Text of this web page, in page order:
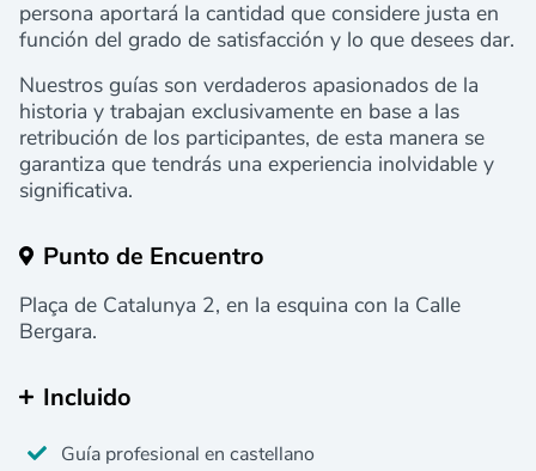
persona aportará la cantidad que considere justa en
función del grado de satisfacción y lo que desees dar.
Nuestros guías son verdaderos apasionados de la
historia y trabajan exclusivamente en base a las
retribución de los participantes, de esta manera se
garantiza que tendrás una experiencia inolvidable y
significativa.
Punto de Encuentro
Plaça de Catalunya 2, en la esquina con la Calle
Bergara.
Incluido
Guía profesional en castellano